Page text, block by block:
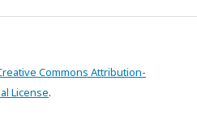
Commons Attribution-
License.